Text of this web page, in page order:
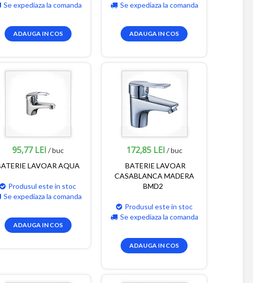
Se expediaza la comanda
ADAUGA IN COS
Se expediaza la comanda
ADAUGA IN COS
95,77 LEI / buc
LAVOAR AQUA
Produsul este in stoc
Se expediaza la comanda
ADAUGA IN COS
172,85 LEI / buc
BATERIE LAVOAR
CASABLANCA MADERA
BMD2
Produsul este in stoc
Se expediaza la comanda
ADAUGA IN COS